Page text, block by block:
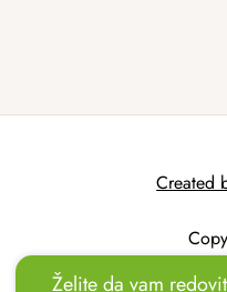
Created
Želite da vam